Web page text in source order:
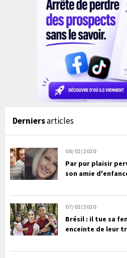
Derniersarticles
08/02/2020
Par pur plaisir
son amie
07/02/2020
Brésil : il tue sa
enceinte de leur